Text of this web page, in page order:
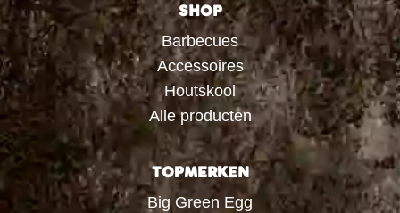
SHOP
Barbecues
Accessoires
Houtskool
Alle producten
TOPMERKEN
Big Green Egg